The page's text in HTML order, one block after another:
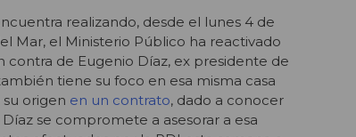
realizando, desde el lunes 4 de
Mar, el Ministerio Público ha reactivado
contra de Eugenio Díaz, ex presidente de
tiene su foco en esa misma casa
origen en un contrato, dado a conocer
se compromete a asesorar a esa